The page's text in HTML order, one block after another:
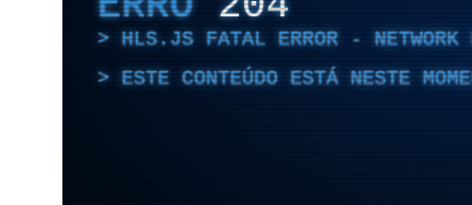
HLS.JS FATAL ERROR - NETWORK
ESTE CONTEÚDO ESTÁ NESTE